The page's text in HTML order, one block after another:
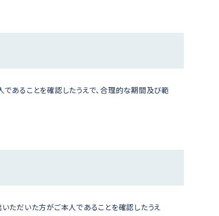
あることを確認したうえで、合理的な期間及び範
ただいた方がご本人であることを確認したうえ